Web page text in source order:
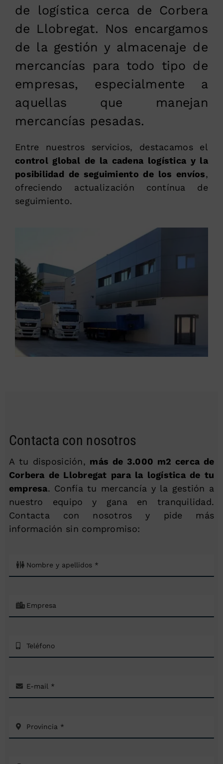
de logística cerca de Corbera
de Llobregat. Nos encargamos
de la gestión y almacenaje de
mercancías para todo tipo de
empresas, especialmente a
aquellas que manejan
mercancías pesadas.
Entre nuestros servicios, destacamos el
control global de la cadena logística y la
posibilidad de seguimiento de los envíos,
ofreciendo actualización contínua de
seguimiento.
Contacta con nosotros
A tu disposición, más de 3.000 m2 cerca de
Corbera de Llobregat para la logística de tu
empresa. Confía tu mercancía y la gestión a
nuestro equipo y gana en tranquilidad.
Contacta con nosotros y pide más
información sin compromiso: